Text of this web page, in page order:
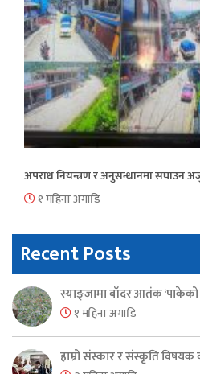
अपराध नियन्त्रण र अनुसन्धानमा सघाउन
१ महिना अगाडि
Recent Posts
स्याङ्जामा बाँदर आतंक ‘पाकेको
१ महिना अगाडि
हाम्रो संस्कार र संस्कृति विषयक